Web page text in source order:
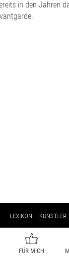
in den Jahren
LEXIKON KÜNSTLER
FÜR MICH